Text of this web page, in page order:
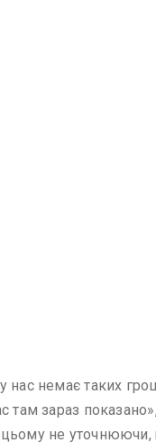
нас немає таких
там зараз
не уточнюючи,